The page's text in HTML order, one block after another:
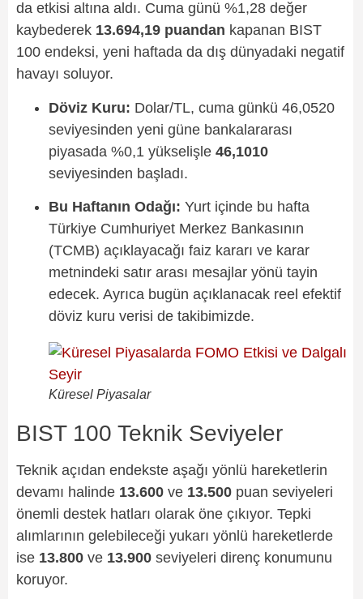
da etkisi altına aldı. Cuma günü %1,28 değer
kaybederek 13.694,19 puandan kapanan BIST
100 endeksi, yeni haftada da dış dünyadaki negatif
havayı soluyor.
Döviz Kuru: Dolar/TL, cuma günkü 46,0520
seviyesinden yeni güne bankalararası
piyasada %0,1 yükselişle 46,1010
seviyesinden başladı.
Bu Haftanın Odağı: Yurt içinde bu hafta
Türkiye Cumhuriyet Merkez Bankasının
(TCMB) açıklayacağı faiz kararı ve karar
metnindeki satır arası mesajlar yönü tayin
edecek. Ayrıca bugün açıklanacak reel efektif
döviz kuru verisi de takibimizde.
Küresel Piyasalar
BIST 100 Teknik Seviyeler
Teknik açıdan endekste aşağı yönlü hareketlerin
devamı halinde 13.600 ve 13.500 puan seviyeleri
önemli destek hatları olarak öne çıkıyor. Tepki
alımlarının gelebileceği yukarı yönlü hareketlerde
ise 13.800 ve 13.900 seviyeleri direnç konumunu
koruyor.